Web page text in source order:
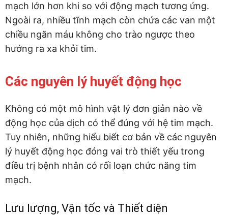
mạch lớn hơn khi so với động mạch tương ứng.
Ngoài ra, nhiều tĩnh mạch còn chứa các van một
chiều ngăn máu không cho trào ngược theo
hướng ra xa khỏi tim.
Các nguyên lý huyết động học
Không có một mô hình vật lý đơn giản nào về
động học của dịch có thể đúng với hệ tim mạch.
Tuy nhiên, những hiểu biết cơ bản về các nguyên
lý huyết động học đóng vai trò thiết yếu trong
điều trị bệnh nhân có rối loạn chức năng tim
mạch.
Lưu lượng, Vận tốc và Thiết diện